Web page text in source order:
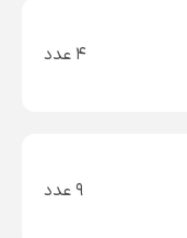
4 عدد
9 عدد